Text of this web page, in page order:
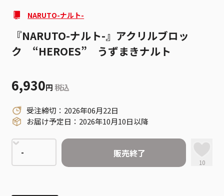
NARUTO-ナルト-
『NARUTO-ナルト-』アクリルブロッ
ク “HEROES” うずまきナルト
6,930円 税込
受注締切：2026年06月22日
お届け予定日：2026年10月10日以降
販売終了
10